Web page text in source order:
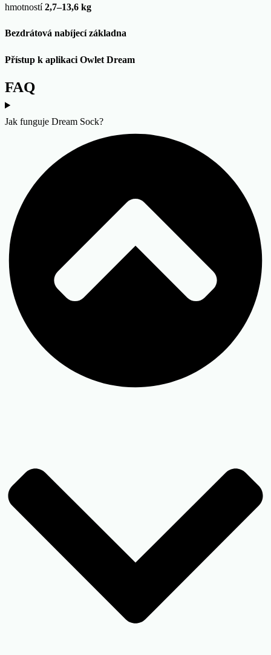
hmotností2,7–13,6 kg
Bezdrátová nabíjecí základna
Přístup k aplikaci Owlet Dream
FAQ
Jak funguje Dream Sock?